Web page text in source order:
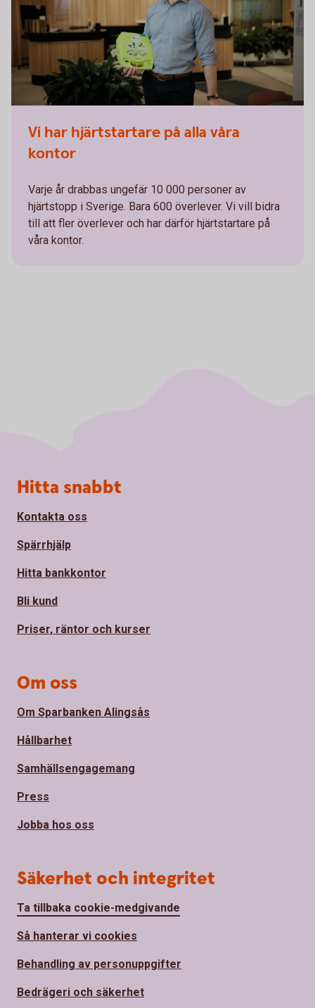
Vi har hjärtstartare på alla våra
kontor
Varje år drabbas ungefär 10 000 personer av
hjärtstopp i Sverige. Bara 600 överlever. Vi vill bidra
till att fler överlever och har därför hjärtstartare på
våra kontor.
Sidfot
Hitta snabbt
Kontakta oss
Spärrhjälp
Hitta bankkontor
Bli kund
Priser, räntor och kurser
Om oss
Om Sparbanken Alingsås
Hållbarhet
Samhällsengagemang
Press
Jobba hos oss
Säkerhet och integritet
Ta tillbaka cookie-medgivande
Så hanterar vi cookies
Behandling av personuppgifter
Bedrägeri och säkerhet